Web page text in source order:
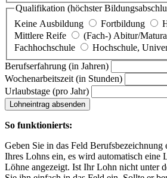
Qualifikation (höchster
Keine Ausbildung
Fortbildung
Mittlere Reife
(Fach-) Abitur/Matura
Fachhochschule
Hochschule,
Berufserfahrung (in Jahren)
Wochenarbeitszeit (in Stunden)
Urlaubstage (pro Jahr)
Lohneintrag absenden
So funktionierts:
Geben Sie in das Feld Berufsbezeichnung
Ihres Lohns ein, es wird automatisch eine
Löhne angezeigt. Ist Ihr Lohn nicht unter